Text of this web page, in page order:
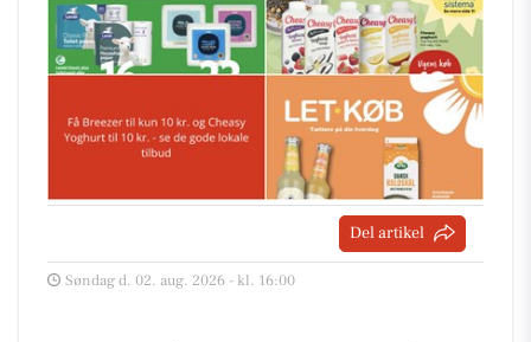
Del artikel
Søndag d. 02. aug. 2026 - kl. 16:00